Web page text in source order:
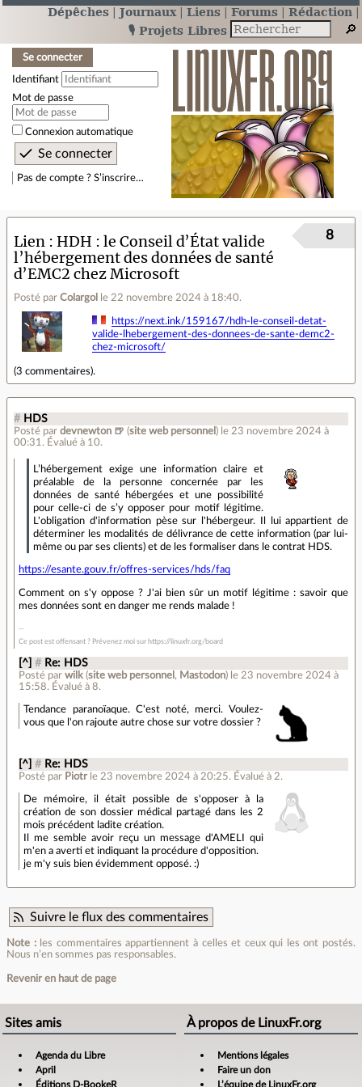
Dépêches Journaux Liens Forums
Rédaction
🎙️ Projets Libres
Se connecter
Identifiant
Mot de passe
Connexion automatique
Pas de compte ? S’inscrire…
Lien
HDH : le Conseil d’État valide
l’hébergement des données de santé
d’EMC2 chez Microsoft
Posté par Colargol le 22 novembre 2024 à 18:40.
8
https://next.ink/159167/hdh-le-conseil-detat-
valide-lhebergement-des-donnees-de-sante-demc2-
chez-microsoft/
(3 commentaires).
# HDS
Posté par devnewton 🍺 (site web personnel ) le 23 novembre 2024 à
00:31 . Évalué à 10.
L’hébergement exige une information claire et
préalable de la personne concernée par les
données de santé hébergées et une possibilité
pour celle-ci de s’y opposer pour motif légitime.
L'obligation d'information pèse sur l'hébergeur. Il lui appartient de
déterminer les modalités de délivrance de cette information (par lui-
même ou par ses clients) et de les formaliser dans le contrat HDS.
https://esante.gouv.fr/offres-services/hds/faq
Comment on s'y oppose ? J'ai bien sûr un motif légitime : savoir que
mes données sont en danger me rends malade !
Ce post est offensant ? Prévenez moi sur https://linuxfr.org/board
[^] # Re: HDS
Posté parwilk (site web personnel , Mastodon) le 23 novembre 2024 à
15:58. Évalué à8.
Tendance paranoïaque. C'est noté, merci. Voulez-
vous que l'on rajoute autre chose sur votre dossier ?
[^] # Re: HDS
Posté par Piotr le 23 novembre 2024 à 20:25. Évalué à 2.
De mémoire, il était possible de s'opposer à la
création de son dossier médical partagé dans les 2
mois précédent ladite création.
Il me semble avoir reçu un message d'AMELI qui
m'en a averti et indiquant la procédure d'opposition.
je m'y suis bien évidemment opposé. :)
Suivre le flux des commentaires
Note :les commentaires appartiennent à celles et ceux qui les ont postés.
Nous n’en sommes pas responsables.
Revenir en haut de page
Sites amis
Agenda du Libre
April
Éditions D-BookeR
À propos de LinuxFr.org
Mentions légales
Faire un don
L’équipe de LinuxFr.org